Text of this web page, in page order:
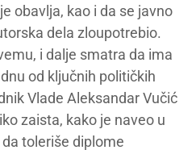
obavlja, kao i da se javno
dela zloupotrebio.
i dalje smatra da ima
od ključnih političkih
Vlade Aleksandar Vučić
zaista, kako je naveo u
toleriše diplome